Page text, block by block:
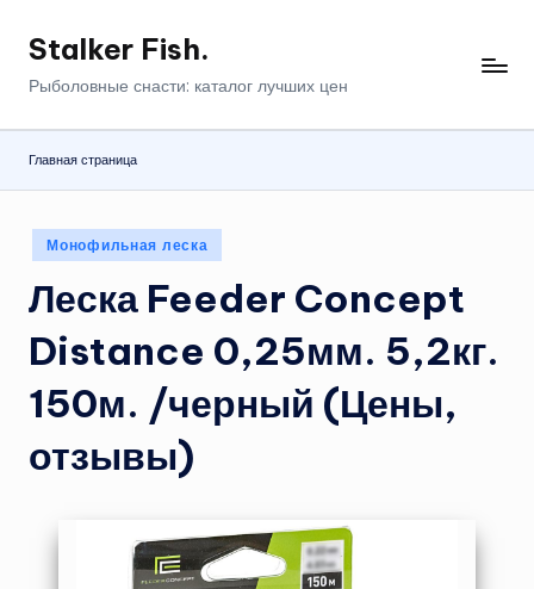
Перейти
Stalker Fish.
Рыболовные снасти: каталог лучших цен
Главная страница
Опубликовано
в
Монофильная леска
Леска Feeder Concept
Distance 0,25мм. 5,2кг.
150м. /черный (Цены,
отзывы)